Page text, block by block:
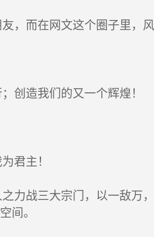
，而在网文这个圈子里，
创造我们的又一个辉煌！
君主！
力战三大宗门，以一敌万
间。